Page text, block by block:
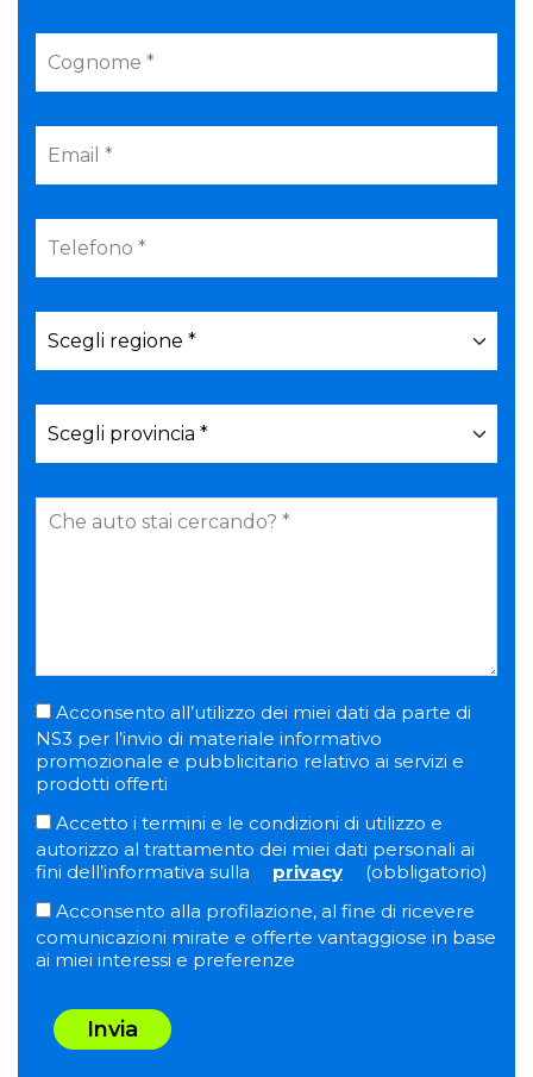
Acconsento all’utilizzo dei miei dati da parte di
NS3 per l’invio di materiale informativo
promozionale e pubblicitario relativo ai servizi e
prodotti offerti
Accetto i termini e le condizioni di utilizzo e
autorizzo al trattamento dei miei dati personali ai
fini dell’informativa sulla
privacy
(obbligatorio)
Acconsento alla profilazione, al fine di ricevere
comunicazioni mirate e offerte vantaggiose in base
ai miei interessi e preferenze
Invia